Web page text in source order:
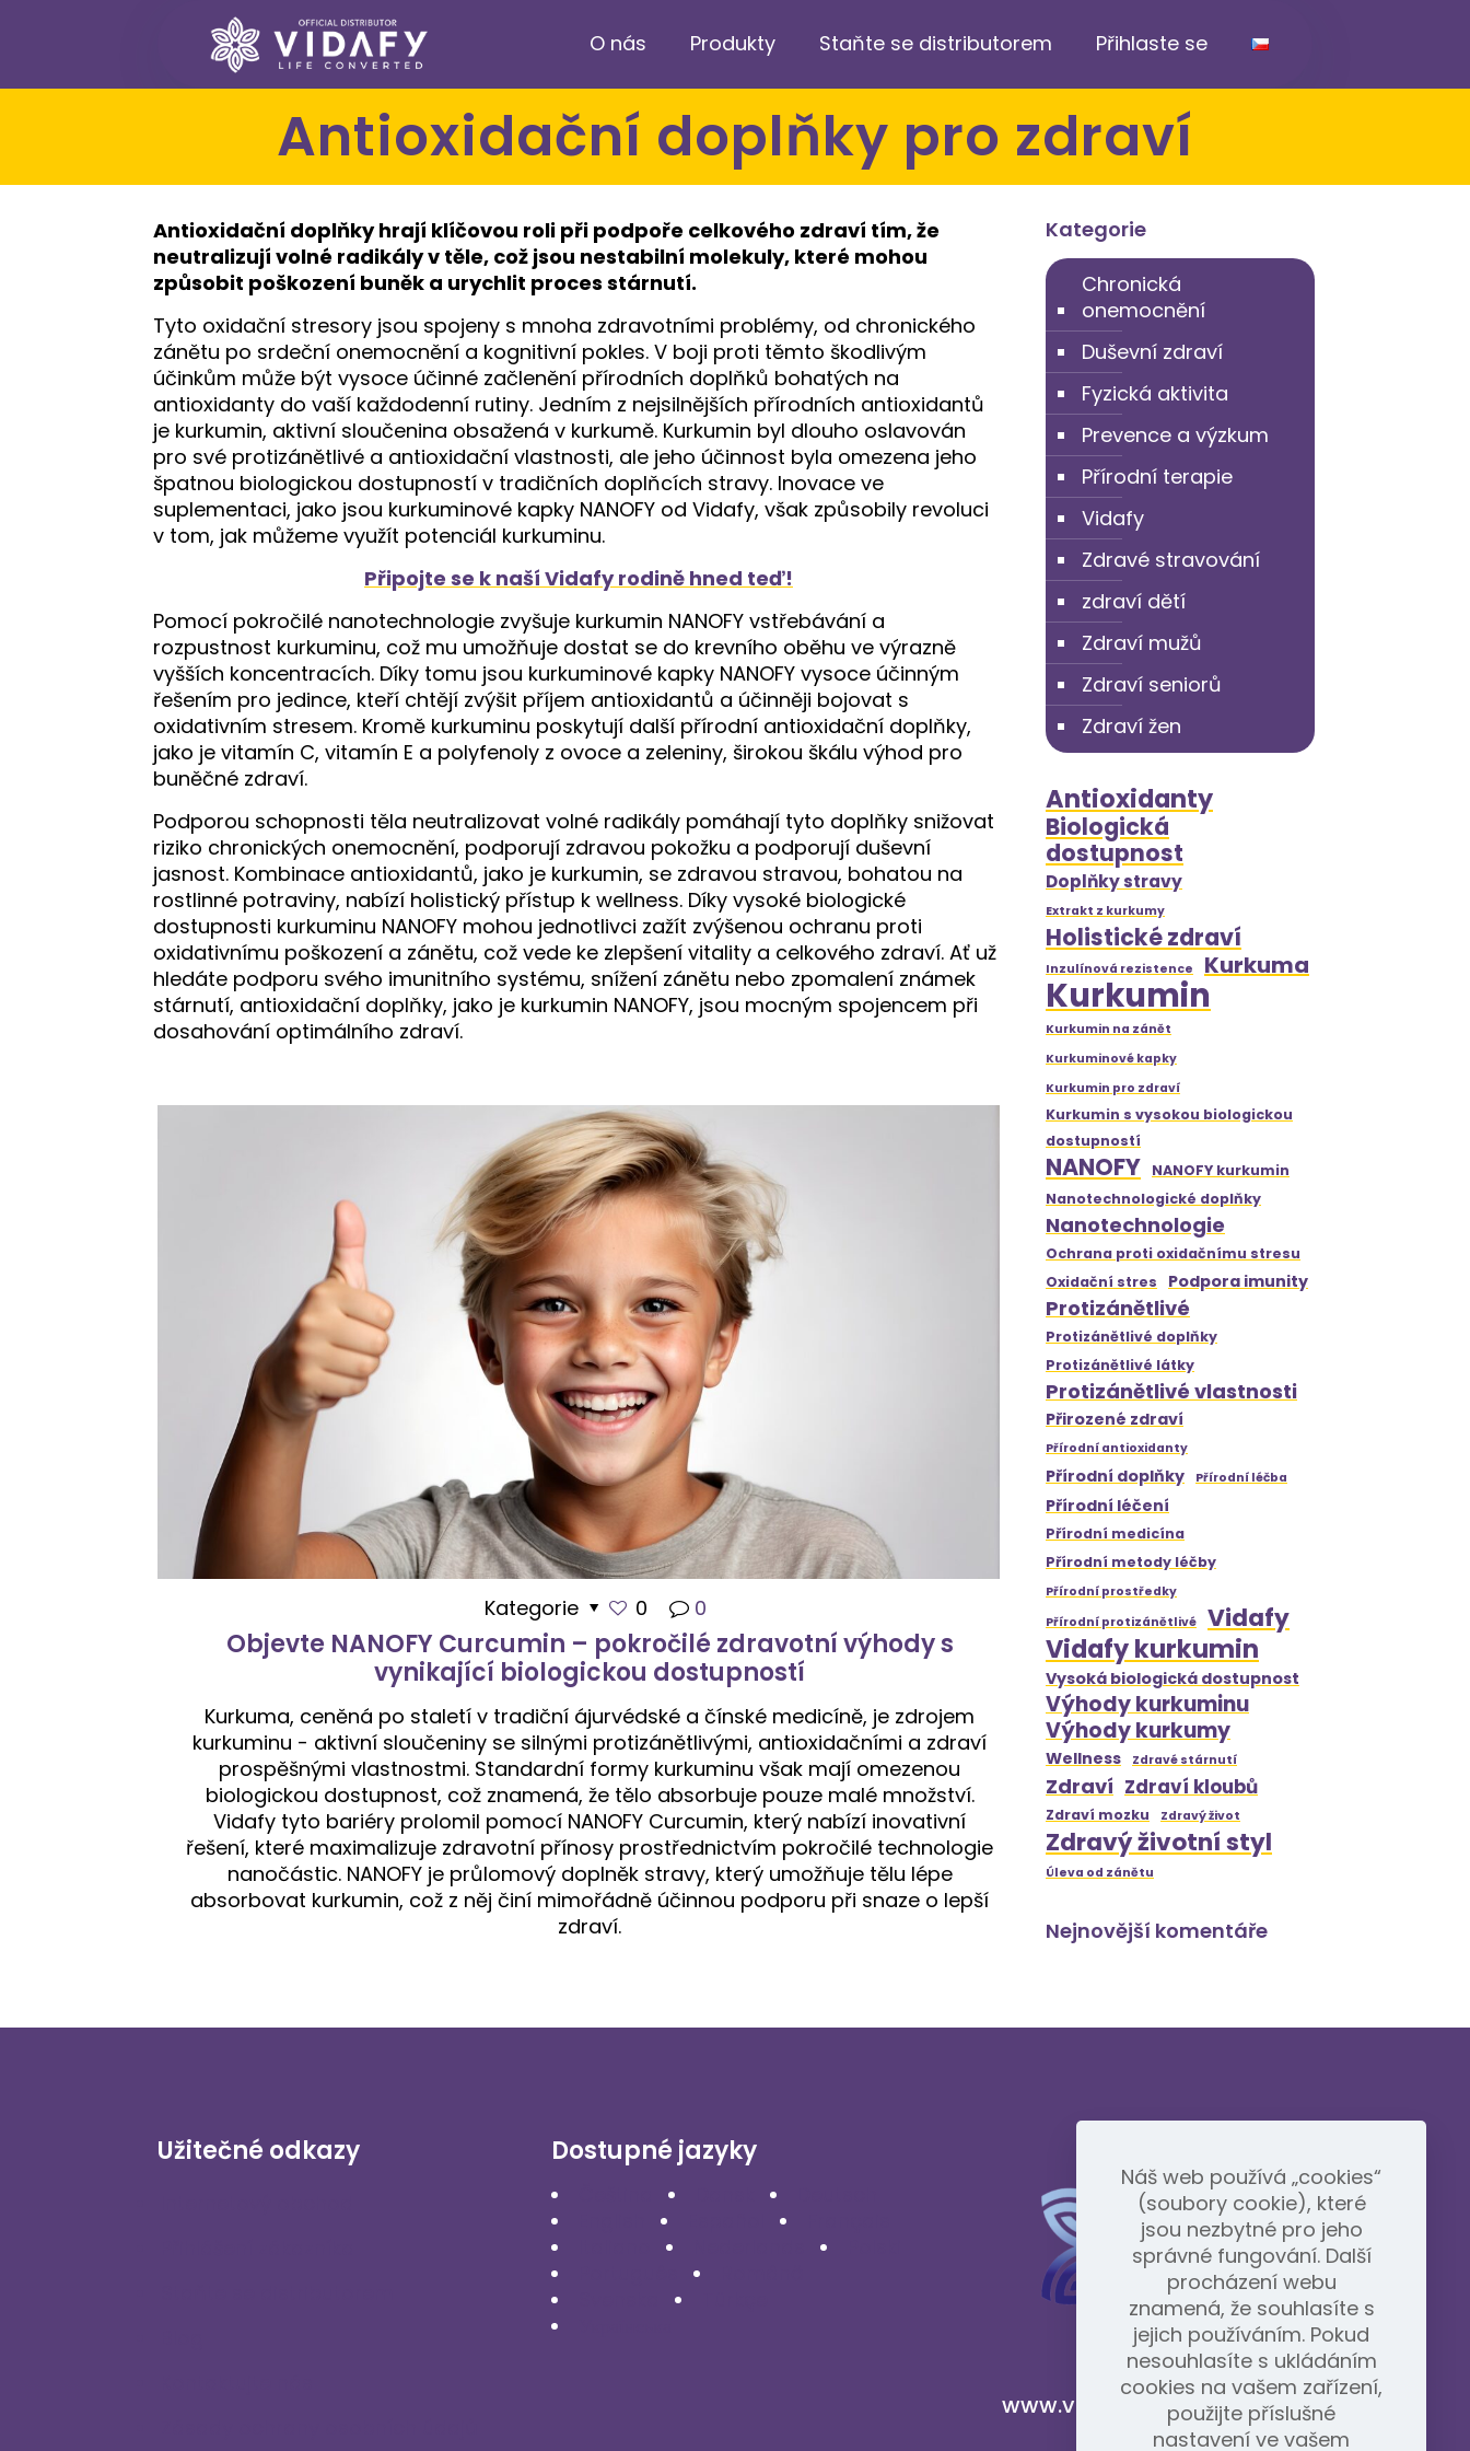
O nás Produkty Staňte se distributorem Přihlaste se
Antioxidační doplňky pro zdraví
Antioxidační doplňky hrají klíčovou roli při podpoře celkového zdraví tím, že
neutralizují volné radikály v těle, což jsou nestabilní molekuly, které mohou
způsobit poškození buněk a urychlit proces stárnutí.
Tyto oxidační stresory jsou spojeny s mnoha zdravotními problémy, od chronického
zánětu po srdeční onemocnění a kognitivní pokles. V boji proti těmto škodlivým
účinkům může být vysoce účinné začlenění přírodních doplňků bohatých na
antioxidanty do vaší každodenní rutiny. Jedním z nejsilnějších přírodních antioxidantů
je kurkumin, aktivní sloučenina obsažená v kurkumě. Kurkumin byl dlouho oslavován
pro své protizánětlivé a antioxidační vlastnosti, ale jeho účinnost byla omezena jeho
špatnou biologickou dostupností v tradičních doplňcích stravy. Inovace ve
suplementaci, jako jsou kurkuminové kapky NANOFY od Vidafy, však způsobily revoluci
v tom, jak můžeme využít potenciál kurkuminu.
Připojte se k naší Vidafy rodině hned teď!
Pomocí pokročilé nanotechnologie zvyšuje kurkumin NANOFY vstřebávání a
rozpustnost kurkuminu, což mu umožňuje dostat se do krevního oběhu ve výrazně
vyšších koncentracích. Díky tomu jsou kurkuminové kapky NANOFY vysoce účinným
řešením pro jedince, kteří chtějí zvýšit příjem antioxidantů a účinněji bojovat s
oxidativním stresem. Kromě kurkuminu poskytují další přírodní antioxidační doplňky,
jako je vitamín C, vitamín E a polyfenoly z ovoce a zeleniny, širokou škálu výhod pro
buněčné zdraví.
Podporou schopnosti těla neutralizovat volné radikály pomáhají tyto doplňky snižovat
riziko chronických onemocnění, podporují zdravou pokožku a podporují duševní
jasnost. Kombinace antioxidantů, jako je kurkumin, se zdravou stravou, bohatou na
rostlinné potraviny, nabízí holistický přístup k wellness. Díky vysoké biologické
dostupnosti kurkuminu NANOFY mohou jednotlivci zažít zvýšenou ochranu proti
oxidativnímu poškození a zánětu, což vede ke zlepšení vitality a celkového zdraví. Ať už
hledáte podporu svého imunitního systému, snížení zánětu nebo zpomalení známek
stárnutí, antioxidační doplňky, jako je kurkumin NANOFY, jsou mocným spojencem při
dosahování optimálního zdraví.
Kategorie 0 0
Objevte NANOFY Curcumin – pokročilé zdravotní výhody s
vynikající biologickou dostupností
Kurkuma, ceněná po staletí v tradiční ájurvédské a čínské medicíně, je zdrojem
kurkuminu - aktivní sloučeniny se silnými protizánětlivými, antioxidačními a zdraví
prospěšnými vlastnostmi. Standardní formy kurkuminu však mají omezenou
biologickou dostupnost, což znamená, že tělo absorbuje pouze malé množství.
Vidafy tyto bariéry prolomil pomocí NANOFY Curcumin, který nabízí inovativní
řešení, které maximalizuje zdravotní přínosy prostřednictvím pokročilé technologie
nanočástic. NANOFY je průlomový doplněk stravy, který umožňuje tělu lépe
absorbovat kurkumin, což z něj činí mimořádně účinnou podporu při snaze o lepší
zdraví.
Kategorie
Chronická
onemocnění
Duševní zdraví
Fyzická aktivita
Prevence a výzkum
Přírodní terapie
Vidafy
Zdravé stravování
zdraví dětí
Zdraví mužů
Zdraví seniorů
Zdraví žen
Antioxidanty
Biologická
dostupnost
Doplňky stravy
Extrakt z kurkumy
Holistické zdraví
Inzulínová rezistence Kurkuma
Kurkumin
Kurkumin na zánět
Kurkuminové kapky
Kurkumin pro zdraví
Kurkumin s vysokou biologickou
dostupností
NANOFY
NANOFY kurkumin
Nanotechnologické doplňky
Nanotechnologie
Ochrana proti oxidačnímu stresu
Oxidační stres
Podpora imunity
Protizánětlivé
Protizánětlivé doplňky
Protizánětlivé látky
Protizánětlivé vlastnosti
Přirozené zdraví
Přírodní antioxidanty
Přírodní doplňky Přírodní léčba
Přírodní léčení
Přírodní medicína
Přírodní metody léčby
Přírodní prostředky
Přírodní protizánětlivé
Vidafy
Vidafy kurkumin
Vysoká biologická dostupnost
Výhody kurkuminu
Výhody kurkumy
Wellness Zdravé stárnutí
Zdraví Zdraví kloubů
Zdraví mozku Zdravý život
Zdravý životní styl
Úleva od zánětu
Nejnovější komentáře
Užitečné odkazy Dostupné jazyky
www.vidafyglobal.com
Náš web používá „cookies“
(soubory cookie), které
jsou nezbytné pro jeho
správné fungování. Další
procházení webu
znamená, že souhlasíte s
jejich používáním. Pokud
nesouhlasíte s ukládáním
cookies na vašem zařízení,
použijte příslušné
nastavení ve vašem